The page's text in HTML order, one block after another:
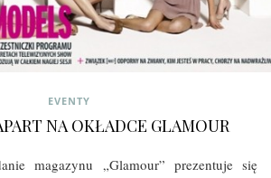
EVENTY
NA OKŁADCE GLAMOUR
magazynu „Glamour” prezentuje się